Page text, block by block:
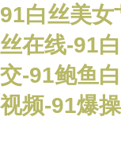
91白丝美女
丝在线-91
交-91鲍鱼
视频-91爆